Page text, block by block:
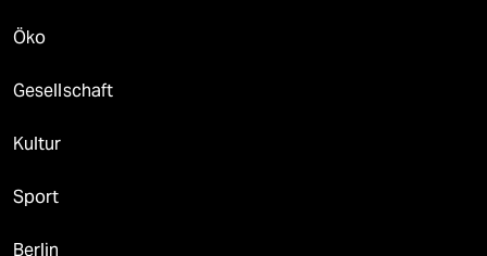
Öko
Gesellschaft
Kultur
Sport
Berlin